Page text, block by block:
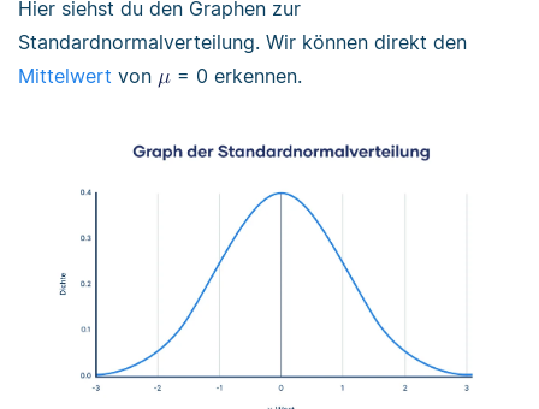
Hier siehst du den Graphen zur
Standardnormalverteilung. Wir können direkt den
Mittelwert von = 0 erkennen.